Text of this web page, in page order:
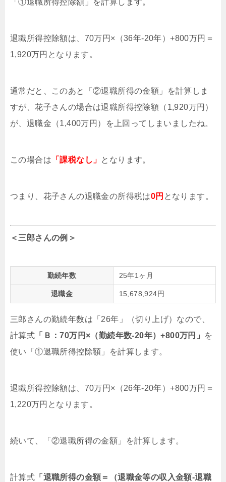
退職所得控除額は、70万円×（36年-20年）+800万円＝
1,920万円となります。
通常だと、このあと「②退職所得の金額」を計算しま
すが、花子さんの場合は退職所得控除額（1,920万円）
が、退職金（1,400万円）を上回ってしまいましたね。
この場合は 「課税なし」 となります。
つまり、花子さんの退職金の所得税は0円 となります。
＜三郎さんの例＞
勤続年数 25年1ヶ月
退職金 15,678,924円
三郎さんの勤続年数は「26年」（切り上げ）なので、
計算式 「Ｂ：70万円×（勤続年数-20年）+800万円」
を
使い「①退職所得控除額」を計算します。
退職所得控除額は、70万円×（26年-20年）+800万円＝
1,220万円となります。
続いて、「②退職所得の金額」を計算します。
計算式 「退職所得の金額＝（退職金等の収入金額-退職